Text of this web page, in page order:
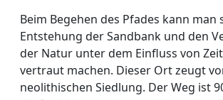
Beim Begehen des Pfades kann man
Entstehung der Sandbank und den
der Natur unter dem Einfluss von
vertraut machen. Dieser Ort zeugt
neolithischen Siedlung. Der Weg ist